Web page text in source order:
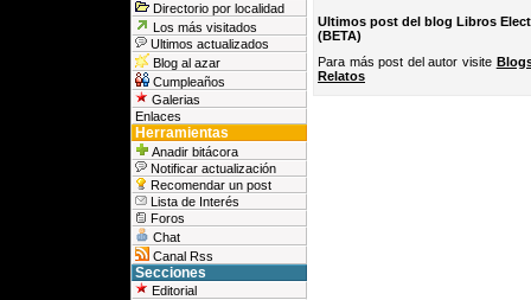
Directorio por localidad
Los más visitados
Ultimos actualizados
Blog al azar
Cumpleaños
Galerias
Enlaces
Herramientas
Anadir bitácora
Notificar actualización
Recomendar un post
Lista de Interés
Foros
Chat
Canal Rss
Secciones
Editorial
Ultimos post del blog Libros
(BETA)
Para más post del autor visite
Relatos